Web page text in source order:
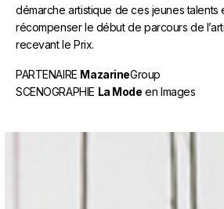
démarche artistique de ces jeunes talents
récompenser le début de parcours de
recevant le Prix.
PARTENAIRE MazarineGroup
SCENOGRAPHIE La Mode en Images